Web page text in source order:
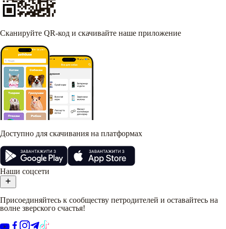
Сканируйте QR-код и скачивайте наше приложение
Доступно для скачивания на платформах
Наши соцсети
Присоединяйтесь к сообществу петродителей и оставайтесь на
волне зверского счастья!